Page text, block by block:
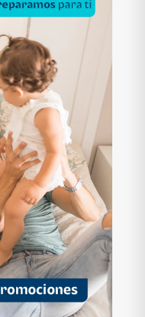
APARTAMENTO
Q 1,559,700
Cuotas desde Q 10,047*
Noa Apartamentos Tipo A
Noa Apartamentos
3 dormitorios
2 baños
2 parqueos
Quiero más detalles